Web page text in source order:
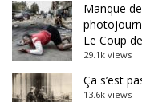
Manque
Le Coup
29.1k views
Ça s’est
13.6k views